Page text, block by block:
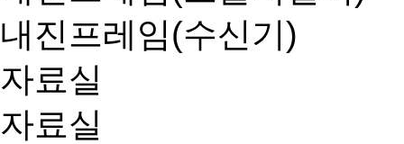
내진프레임(수신기)
자료실
자료실